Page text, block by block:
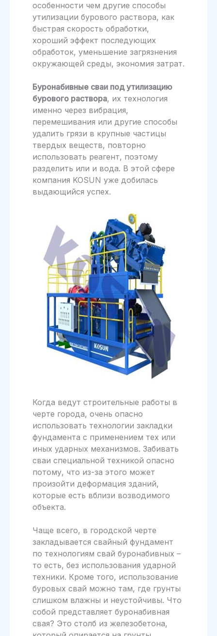
особенности чем другие способы
утилизации бурового раствора, как
быстрая скорость обработки,
хороший эффект последующих
обработок, уменьшение загрязнения
окружающей среды, экономия затрат.
Буронабивные сваи под утилизацию
бурового раствора, их технология
именно через вибрация,
перемешивания или другие способы
удалить грязи в крупные частицы
твердых веществ, повторно
использовать реагент, поэтому
разделить или и вода. В этой сфере
компания KOSUN уже добилась
выдающийся успех.
Когда ведут строительные работы в
черте города, очень опасно
использовать технологии закладки
фундамента с применением тех или
иных ударных механизмов. Забивать
сваи специальной техникой опасно
потому, что из-за этого может
произойти деформация зданий,
которые есть вблизи возводимого
объекта.
Чаще всего, в городской черте
закладывается свайный фундамент
по технологиям свай буронабивных –
то есть, без использования ударной
техники. Кроме того, использование
буровых свай можно там, где грунты
слишком влажны и неустойчивы. Что
собой представляет буронабивная
свая? Это столб из железобетона,